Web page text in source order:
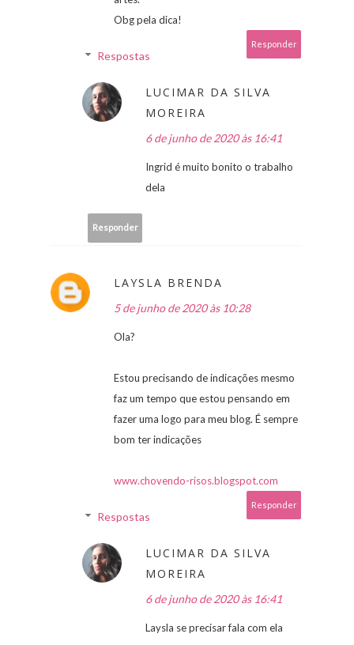
Obg pela dica!
Responder
Respostas
LUCIMAR DA SILVA
MOREIRA
6 de junho de 2020 às 16:41
Ingrid é muito bonito o trabalho
dela
Responder
LAYSLA BRENDA
5 de junho de 2020 às 10:28
Ola?
Estou precisando de indicações mesmo
faz um tempo que estou pensando em
fazer uma logo para meu blog. É sempre
bom ter indicações
www.chovendo-risos.blogspot.com
Responder
Respostas
LUCIMAR DA SILVA
MOREIRA
6 de junho de 2020 às 16:41
Laysla se precisar fala com ela